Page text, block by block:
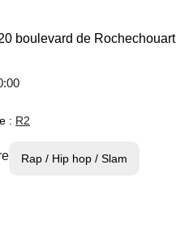
boulevard de Rochechouart
: R2
Rap / Hip hop / Slam